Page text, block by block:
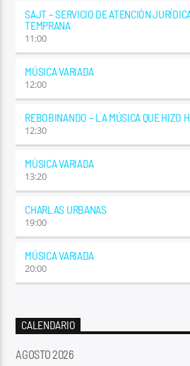
SAJT – SERVICIO DE ATENCIÓN
TEMPRANA
11:00
MÚSICA VARIADA
12:00
REBOBINANDO – LA MÚSICA QUE HIZO
12:30
MÚSICA VARIADA
13:20
CHARLAS URBANAS
19:00
MÚSICA VARIADA
20:00
CALENDARIO
AGOSTO 2026